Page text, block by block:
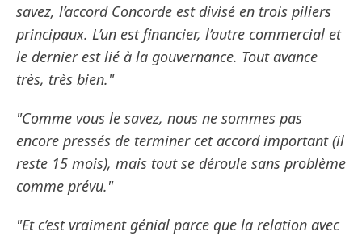
savez, l’accord Concorde est divisé en trois piliers
principaux. L’un est financier, l’autre commercial et
le dernier est lié à la gouvernance. Tout avance
très, très bien."
"Comme vous le savez, nous ne sommes pas
encore pressés de terminer cet accord important (il
reste 15 mois), mais tout se déroule sans problème
comme prévu."
"Et c’est vraiment génial parce que la relation avec